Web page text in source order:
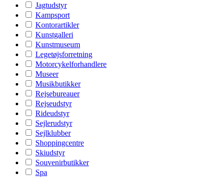
Jagtudstyr
Kampsport
Kontorartikler
Kunstgalleri
Kunstmuseum
Legetøjsforretning
Motorcykelforhandlere
Museer
Musikbutikker
Rejsebureauer
Rejseudstyr
Rideudstyr
Sejlerudstyr
Sejlklubber
Shoppingcentre
Skiudstyr
Souvenirbutikker
Spa